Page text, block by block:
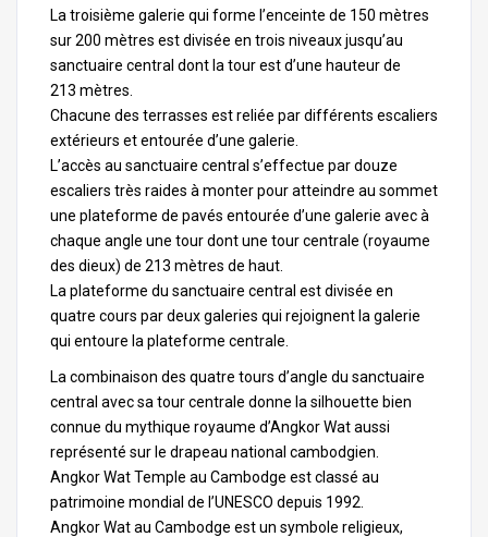
La troisième galerie qui forme l’enceinte de 150 mètres
sur 200 mètres est divisée en trois niveaux jusqu’au
sanctuaire central dont la tour est d’une hauteur de
213 mètres.
Chacune des terrasses est reliée par différents escaliers
extérieurs et entourée d’une galerie.
L’accès au sanctuaire central s’effectue par douze
escaliers très raides à monter pour atteindre au sommet
une plateforme de pavés entourée d’une galerie avec à
chaque angle une tour dont une tour centrale (royaume
des dieux) de 213 mètres de haut.
La plateforme du sanctuaire central est divisée en
quatre cours par deux galeries qui rejoignent la galerie
qui entoure la plateforme centrale.
La combinaison des quatre tours d’angle du sanctuaire
central avec sa tour centrale donne la silhouette bien
connue du mythique royaume d’Angkor Wat aussi
représenté sur le drapeau national cambodgien.
Angkor Wat Temple au Cambodge est classé au
patrimoine mondial de l’UNESCO depuis 1992.
Angkor Wat au Cambodge est un symbole religieux,